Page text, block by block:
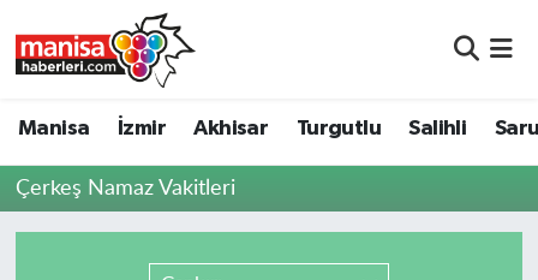
Manisa İzmir Akhisar Turgutlu Salihli
Çerkeş Namaz Vakitleri
Akhisar
Manisa Nöbetçi Eczaneler
Manisa Namaz Vakitleri
Manisa Trafik Yoğunluk Haritası